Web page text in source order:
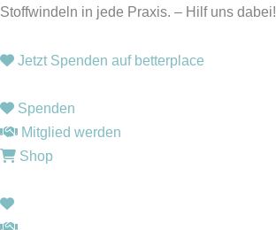
Zum
springen
Stoffwindeln in jede Praxis. – Hilf uns dabei!
Jetzt Spenden auf betterplace
Spenden
Mitglied werden
Shop